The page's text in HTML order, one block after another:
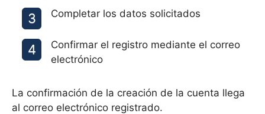
Completar los datos solicitados
Confirmar el registro mediante el correo
electrónico
La confirmación de la creación de la cuenta llega
al correo electrónico registrado.